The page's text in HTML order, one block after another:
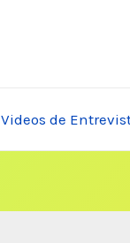
Videos de